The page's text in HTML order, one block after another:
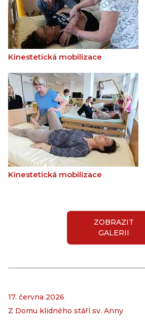
Kinestetická mobilizace
Kinestetická mobilizace
ZOBRAZIT
GALERII
17. června 2026
Z Domu klidného stáří sv. Anny